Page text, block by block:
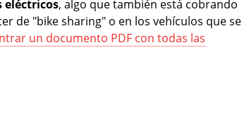
eléctricos, algo que también está cobrando
de "bike sharing" o en los vehículos que se
un documento PDF con todas las